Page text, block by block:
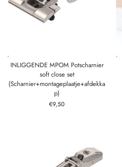
,
INLIGGENDE MPOM Potscharnier
soft close set
(Scharnier+montageplaatje+afdekka
p)
€9,50
,